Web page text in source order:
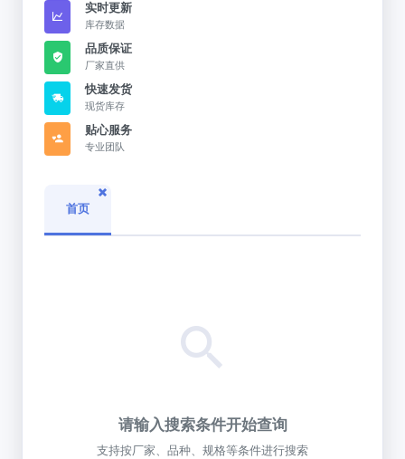
实时更新
库存数据
品质保证
厂家直供
快速发货
现货库存
贴心服务
专业团队
首页
请输入搜索条件开始查询
支持按厂家、品种、规格等条件进行搜索